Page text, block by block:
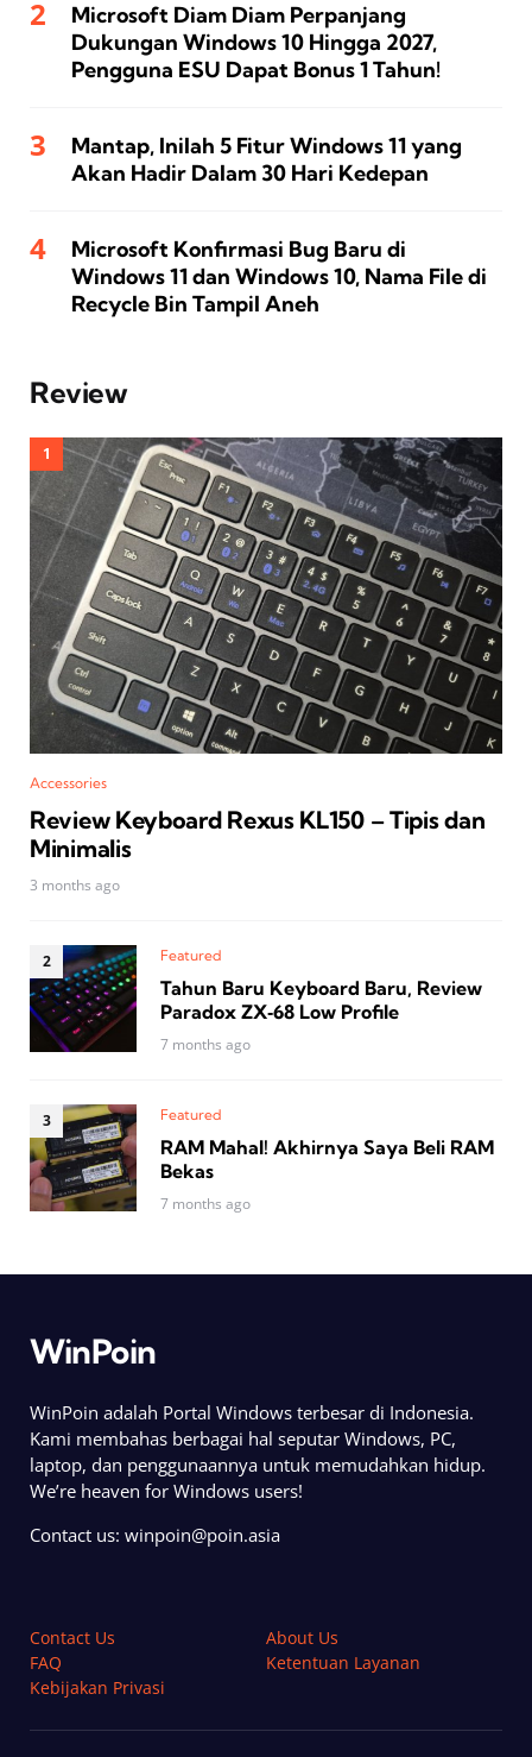
Microsoft Diam Diam Perpanjang
Dukungan Windows 10 Hingga 2027,
Pengguna ESU Dapat Bonus 1 Tahun!
Mantap, Inilah 5 Fitur Windows 11 yang
Akan Hadir Dalam 30 Hari Kedepan
Microsoft Konfirmasi Bug Baru di
Windows 11 dan Windows 10, Nama File di
Recycle Bin Tampil Aneh
Review
Accessories
Review Keyboard Rexus KL150 – Tipis dan
Minimalis
3 months ago
Featured
Tahun Baru Keyboard Baru, Review
Paradox ZX‑68 Low Profile
7 months ago
Featured
RAM Mahal! Akhirnya Saya Beli RAM
Bekas
7 months ago
WinPoin
WinPoin adalah Portal Windows terbesar di Indonesia.
Kami membahas berbagai hal seputar Windows, PC,
laptop, dan penggunaannya untuk memudahkan hidup.
We’re heaven for Windows users!
Contact us: winpoin@poin.asia
Contact Us
About Us
FAQ
Ketentuan Layanan
Kebijakan Privasi